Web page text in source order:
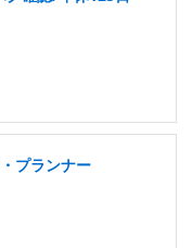
プランナー